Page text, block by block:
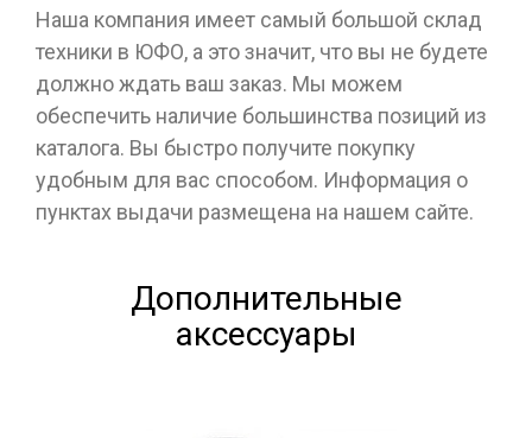
Наша компания имеет самый большой склад
техники в ЮФО, а это значит, что вы не будете
должно ждать ваш заказ. Мы можем
обеспечить наличие большинства позиций из
каталога. Вы быстро получите покупку
удобным для вас способом. Информация о
пунктах выдачи размещена на нашем сайте.
Дополнительные
аксессуары